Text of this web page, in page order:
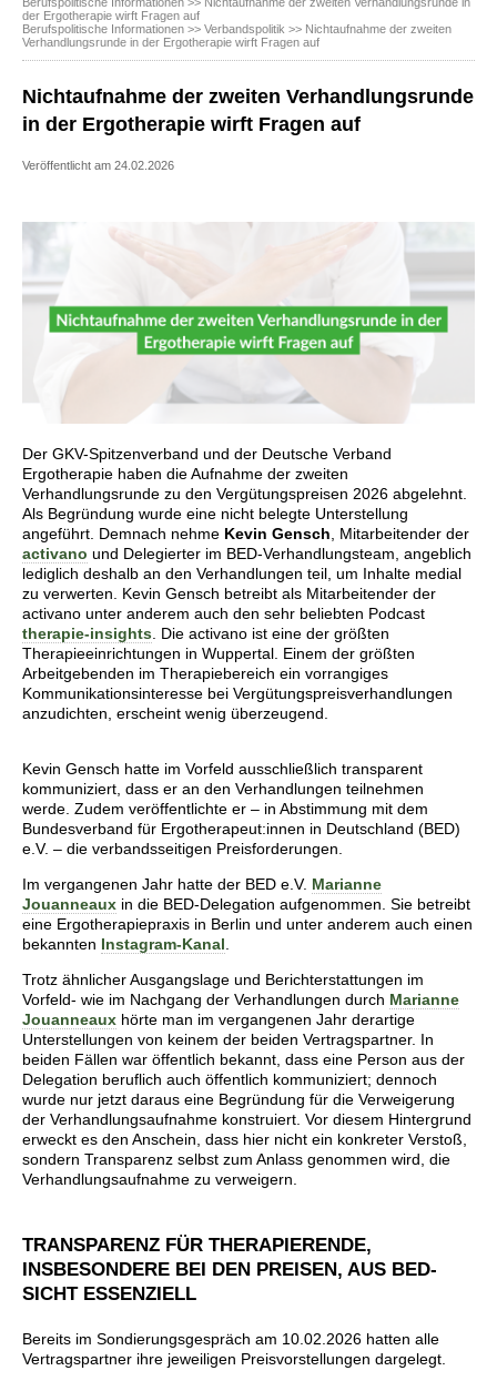
Berufspolitische Informationen >> Nichtaufnahme der zweiten Verhandlungsrunde in
der Ergotherapie wirft Fragen auf
Berufspolitische Informationen >> Verbandspolitik >> Nichtaufnahme der zweiten
Verhandlungsrunde in der Ergotherapie wirft Fragen auf
Nichtaufnahme der zweiten Verhandlungsrunde
in der Ergotherapie wirft Fragen auf
Veröffentlicht am 24.02.2026
Der GKV-Spitzenverband und der Deutsche Verband
Ergotherapie haben die Aufnahme der zweiten
Verhandlungsrunde zu den Vergütungspreisen 2026 abgelehnt.
Als Begründung wurde eine nicht belegte Unterstellung
angeführt. Demnach nehme Kevin Gensch , Mitarbeitender der
activano und Delegierter im BED-Verhandlungsteam, angeblich
lediglich deshalb an den Verhandlungen teil, um Inhalte medial
zu verwerten. Kevin Gensch betreibt als Mitarbeitender der
activano unter anderem auch den sehr beliebten Podcast
therapie-insights . Die activano ist eine der größten
Therapieeinrichtungen in Wuppertal. Einem der größten
Arbeitgebenden im Therapiebereich ein vorrangiges
Kommunikationsinteresse bei Vergütungspreisverhandlungen
anzudichten, erscheint wenig überzeugend.
Kevin Gensch hatte im Vorfeld ausschließlich transparent
kommuniziert, dass er an den Verhandlungen teilnehmen
werde. Zudem veröffentlichte er – in Abstimmung mit dem
Bundesverband für Ergotherapeut:innen in Deutschland (BED)
e.V. – die verbandsseitigen Preisforderungen.
Im vergangenen Jahr hatte der BED e.V. Marianne
Jouanneaux in die BED-Delegation aufgenommen. Sie betreibt
eine Ergotherapiepraxis in Berlin und unter anderem auch einen
bekannten Instagram-Kanal
Trotz ähnlicher Ausgangslage und Berichterstattungen im
Vorfeld- wie im Nachgang der Verhandlungen durch Marianne
Jouanneaux hörte man im vergangenen Jahr derartige
Unterstellungen von keinem der beiden Vertragspartner. In
beiden Fällen war öffentlich bekannt, dass eine Person aus der
Delegation beruflich auch öffentlich kommuniziert; dennoch
wurde nur jetzt daraus eine Begründung für die Verweigerung
der Verhandlungsaufnahme konstruiert. Vor diesem Hintergrund
erweckt es den Anschein, dass hier nicht ein konkreter Verstoß,
sondern Transparenz selbst zum Anlass genommen wird, die
Verhandlungsaufnahme zu verweigern.
TRANSPARENZ FÜR THERAPIERENDE,
INSBESONDERE BEI DEN PREISEN, AUS BED-
SICHT ESSENZIELL
Bereits im Sondierungsgespräch am 10.02.2026 hatten alle
Vertragspartner ihre jeweiligen Preisvorstellungen dargelegt.